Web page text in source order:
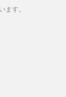
ます。